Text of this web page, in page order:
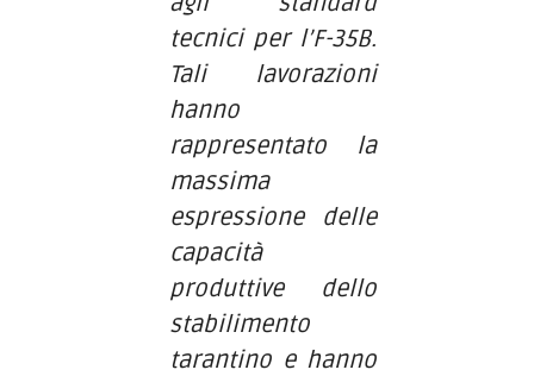
tecnici per l’F-35B.
Tali lavorazioni
hanno
rappresentato la
massima
espressione delle
capacità
produttive dello
stabilimento
tarantino e hanno